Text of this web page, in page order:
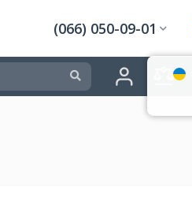
(066) 050-09-01